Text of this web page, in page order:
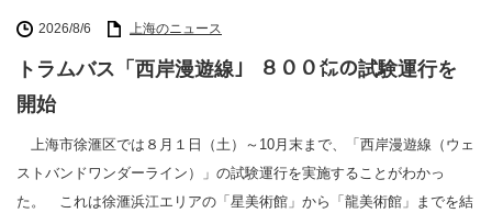
2026/8/6 上海のニュース
トラムバス「西岸漫遊線」 ８００㍍の試験運行を
開始
上海市徐滙区では８月１日（土）～10月末まで、「西岸漫遊線（ウェ
ストバンドワンダーライン）」の試験運行を実施することがわかっ
た。 これは徐滙浜江エリアの「星美術館」から「龍美術館」までを結